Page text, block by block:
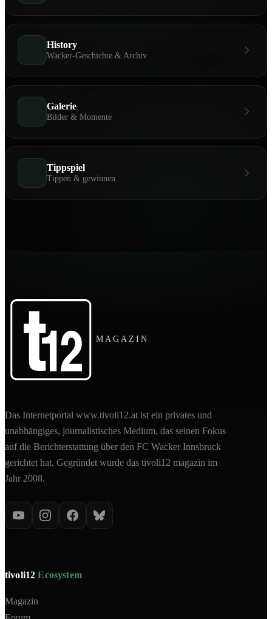
History
Wacker-Geschichte & Archiv
Galerie
Bilder & Momente
Tippspiel
Tippen & gewinnen
MAGAZIN
Das Internetportal www.tivoli12.at ist ein privates und
unabhängiges, journalistisches Medium, das seinen Fokus
auf die Berichterstattung über den FC Wacker Innsbruck
gerichtet hat. Gegründet wurde das tivoli12 magazin im
Jahr 2008.
tivoli12Ecosystem
Magazin